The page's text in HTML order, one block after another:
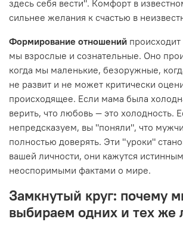
здесь себя вести". Комфорт в
сильнее желания к счастью в
Формирование отношений происходит
мы взрослые и сознательные. Оно
когда мы маленькие, безоружные,
не развит и не может критически
происходящее. Если мама была
верить, что любовь — это холодность.
непредсказуем, вы "поняли", что
полностью доверять. Эти "уроки"
вашей личности, они кажутся
неоспоримыми фактами о мире.
Замкнутый круг: почему
выбираем одних и тех же